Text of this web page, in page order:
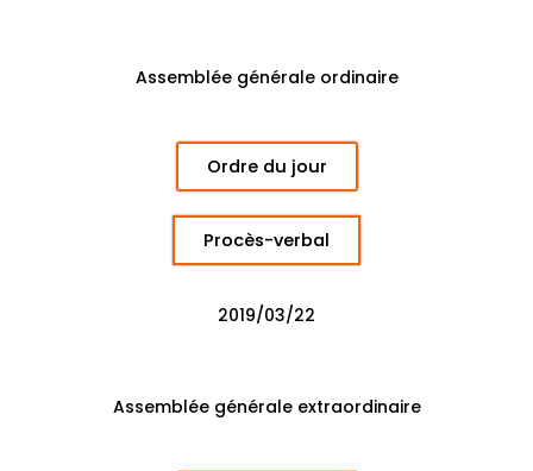
Assemblée générale ordinaire
Ordre du jour
Procès-verbal
2019/03/22
Assemblée générale extraordinaire